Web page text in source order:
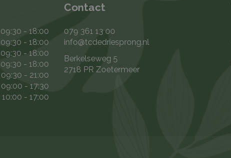
09:30 - 18:00
09:30 - 18:00
09:30 - 18:00
09:30 - 18:00
09:30 - 21:00
09:00 - 17:30
10:00 - 17:00
Contact
079 361 13 00
info@tcdedriesprong.nl
Berkelseweg 5
2718 PR Zoetermeer